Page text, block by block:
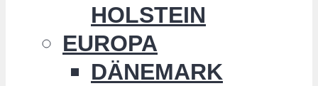
HOLSTEIN
EUROPA
DÄNEMARK